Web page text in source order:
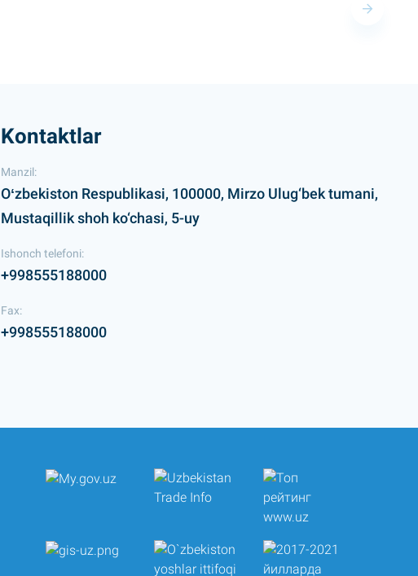
Kontaktlar
Manzil:
Oʻzbekiston Respublikasi, 100000, Mirzo Ulug‘bek tumani,
Mustaqillik shoh ko‘chasi, 5-uy
Ishonch telefoni:
+998555188000
Fax:
+998555188000